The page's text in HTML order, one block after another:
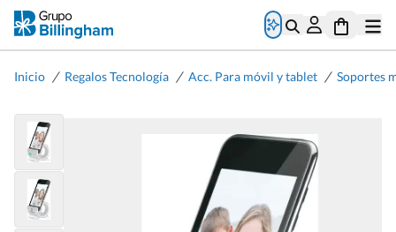
Inicio / Regalos Tecnología / Acc. Para móvil y tablet / Soportes